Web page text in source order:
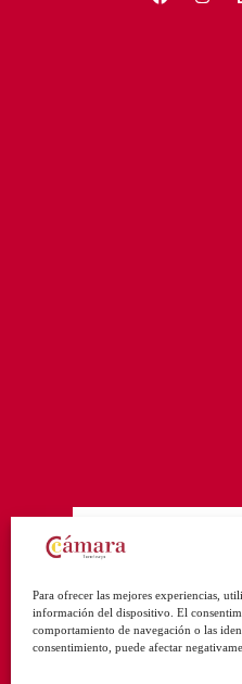
Para ofrecer las mejores experiencias,
información del dispositivo. El
comportamiento de navegación o las
consentimiento, puede afectar